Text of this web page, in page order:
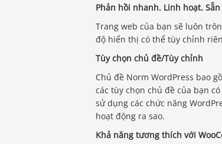
Phản hồi nhanh. Linh hoạt.
Trang web của bạn sẽ luôn
độ hiển thị có thể tùy chỉnh
Tùy chọn chủ đề/Tùy chỉnh
Chủ đề Norm WordPress bao
các tùy chọn chủ đề của bạn
sử dụng các chức năng
hoạt động ra sao.
Khả năng tương thích với